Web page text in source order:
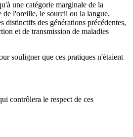
une catégorie marginale de la
de l'oreille, le sourcil ou la langue,
distinctifs des générations précédentes,
et de transmission de maladies
souligner que ces pratiques n'étaient
contrôlera le respect de ces